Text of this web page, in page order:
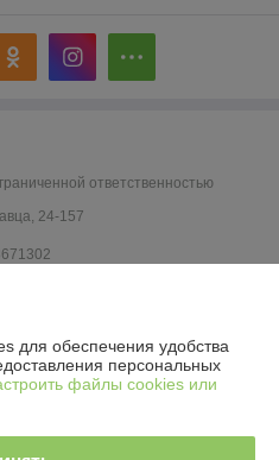
ответственностью
24-157
для обеспечения удобства
персональных
файлы cookies или